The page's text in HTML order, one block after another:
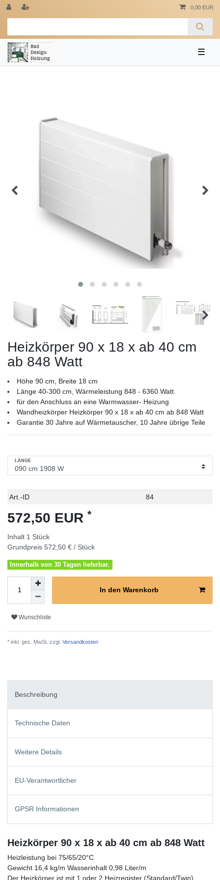
0,00 EUR
☰
Heizkörper 90 x 18 x ab 40 cm
ab 848 Watt
Höhe 90 cm, Breite 18 cm
Länge 40-300 cm, Wärmeleistung 848 - 6360 Watt
für den Anschluss an eine Warmwasser- Heizung
Wandheizkörper Heizkörper 90 x 18 x ab 40 cm ab 848 Watt
Garantie 30 Jahre auf Wärmetauscher, 10 Jahre übrige Teile
LÄNGE
Technisches
Wert
Art.-ID 84
572,50 EUR *
Inhalt 1 Stück
Grundpreis 572,50 € / Stück
Innerhalb von 30 Tagen lieferbar.
In den Warenkorb
Wunschliste
* inkl. ges. MwSt. zzgl. Versandkosten
Beschreibung
Technische Daten
Weitere Details
EU-Verantwortlicher
GPSR Informationen
Heizkörper 90 x 18 x ab 40 cm ab 848 Watt
Heizleistung bei 75/65/20°C
Gewicht 16,4 kg/m Wasserinhalt 0,98 Liter/m
Der Heizkörper ist mit 1 oder 2 Heizregister (Standard/Twin)